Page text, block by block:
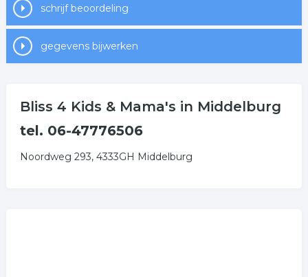
schrijf beoordeling
gegevens bijwerken
Bliss 4 Kids & Mama's in Middelburg
tel. 06-47776506
Noordweg 293, 4333GH Middelburg